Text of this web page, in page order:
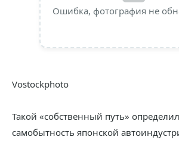
Ошибка, фотография не
Vostockphoto
Такой «собственный путь»
самобытность японской